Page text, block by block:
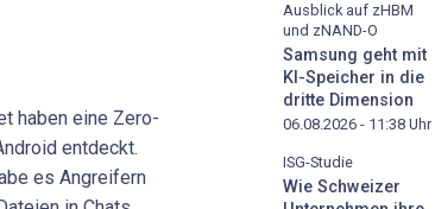
haben eine Zero-
entdeckt.
es Angreifern
Ausblick auf zHBM
und zNAND-O
Samsung geht mit
KI-Speicher in die
dritte Dimension
06.08.2026 - 11:38 Uhr
ISG-Studie
Wie Schweizer